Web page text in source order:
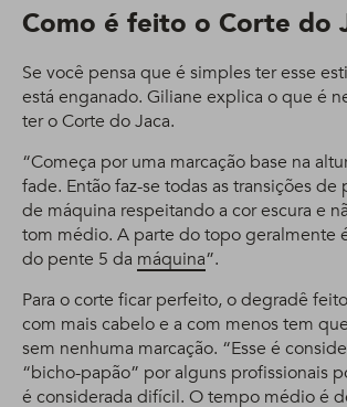
Como é feito o Corte do
Se você pensa que é simples ter esse
está enganado. Giliane explica o que é
ter o Corte do Jaca.
“Começa por uma marcação base na
fade. Então faz-se todas as transições de
de máquina respeitando a cor escura e
tom médio. A parte do topo geralmente
do pente 5 da máquina”.
Para o corte ficar perfeito, o degradê
com mais cabelo e a com menos tem
sem nenhuma marcação. “Esse é
“bicho-papão” por alguns profissionais
é considerada difícil. O tempo médio é